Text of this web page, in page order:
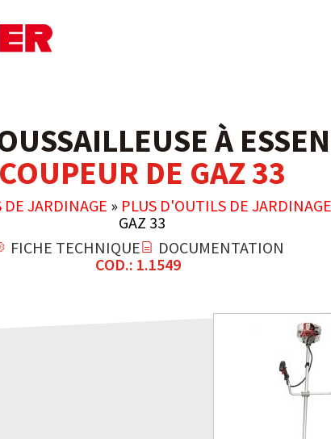
À
COUPEUR DE GAZ 33
JARDINAGE » PLUS D'OUTILS DE JARDINAGE
GAZ 33
FICHE TECHNIQUE
DOCUMENTATION
COD.: 1.1549